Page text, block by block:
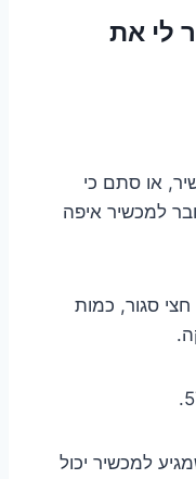
לי את
או סתם כי
למכשיר איפה
סגור, כמות
למכשיר יכול